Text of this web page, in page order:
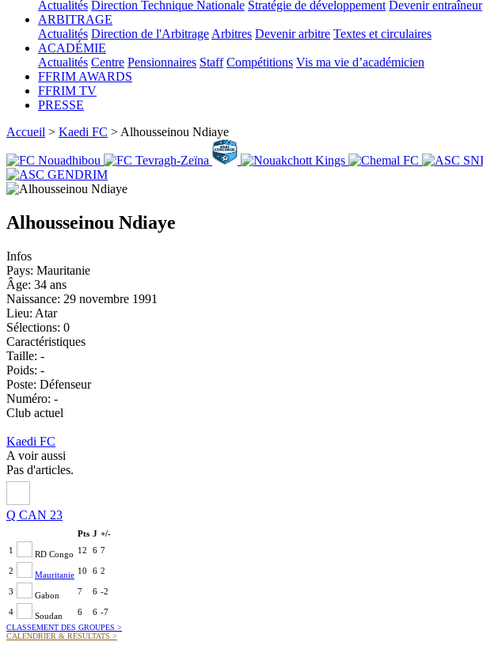
Actualités Direction Technique Nationale Stratégie de développement Devenir entraîneur
ARBITRAGE
Actualités Direction de l'Arbitrage Arbitres Devenir arbitre Textes et circulaires
ACADÉMIE
Actualités Centre Pensionnaires Staff Compétitions Vis ma vie d’académicien
FFRIM AWARDS
FFRIM TV
PRESSE
Accueil > Kaedi FC > Alhousseinou Ndiaye
Alhousseinou Ndiaye
Infos
Pays: Mauritanie
Âge: 34 ans
Naissance: 29 novembre 1991
Lieu: Atar
Sélections: 0
Caractéristiques
Taille: -
Poids: -
Poste: Défenseur
Numéro: -
Club actuel
Kaedi FC
A voir aussi
Pas d'articles.
Q CAN 23
Pts J +/-
1
RD Congo 12 6 7
2 Mauritanie 10 6 2
3 Gabon 7 6 -2
4 Soudan 6 6 -7
CLASSEMENT DES GROUPES >
CALENDRIER & RÉSULTATS >